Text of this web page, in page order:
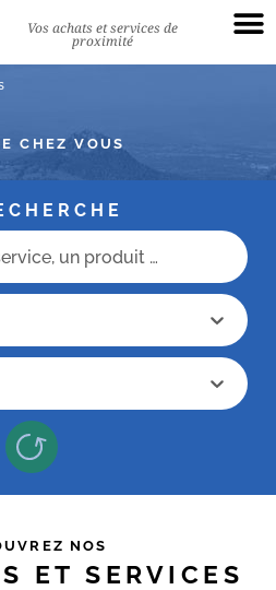
Vos achats et services de
proximité
CHEZ VOUS
NOS
ET SERVICES